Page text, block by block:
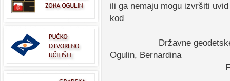
ili ga nemaju mogu izvršiti
kod
Državne geodetske
Ogulin, Bernardina
Frankopana 11,